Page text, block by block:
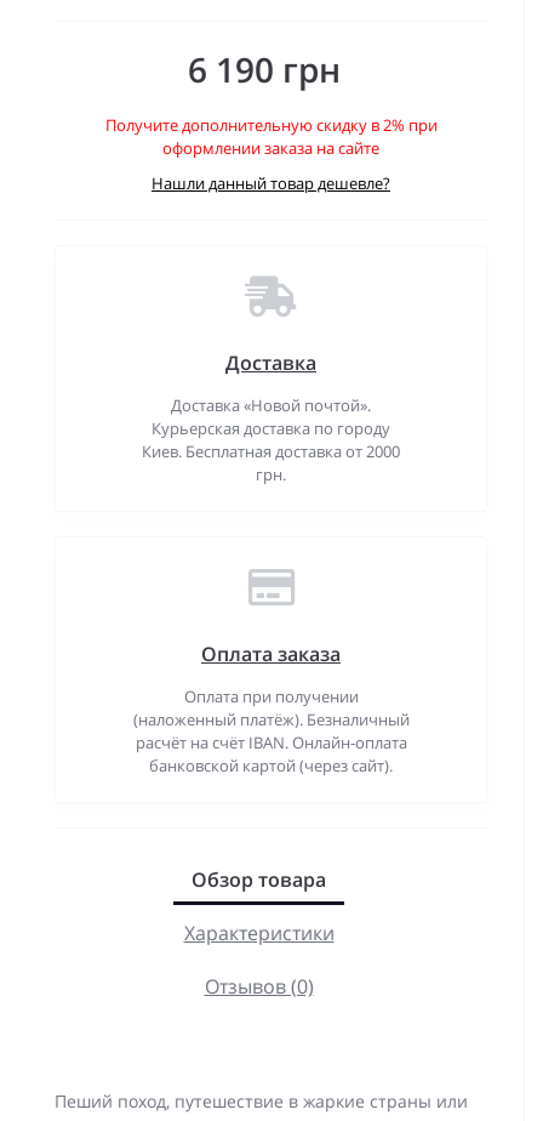
6 190 грн
Получите дополнительную скидку в 2% при
оформлении заказа на сайте
Нашли данный товар дешевле?
Доставка
Доставка «Новой почтой».
Курьерская доставка по городу
Киев. Бесплатная доставка от 2000
грн.
Оплата заказа
Оплата при получении
(наложенный платёж). Безналичный
расчёт на счёт IBAN. Онлайн-оплата
банковской картой (через сайт).
Обзор товара
Характеристики
Отзывов (0)
Пеший поход, путешествие в жаркие страны или